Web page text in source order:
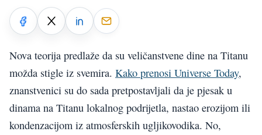
Nova teorija predlaže da su veličanstvene dine na Titanu
možda stigle iz svemira. Kako prenosi Universe Today,
znanstvenici su do sada pretpostavljali da je pjesak u
dinama na Titanu lokalnog podrijetla, nastao erozijom ili
kondenzacijom iz atmosferskih ugljikovodika. No,